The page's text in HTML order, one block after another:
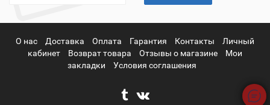
О нас Доставка Оплата Гарантия Контакты
Личный
кабинет
Возврат товара Отзывы о магазине
Мои
закладки
Условия соглашения